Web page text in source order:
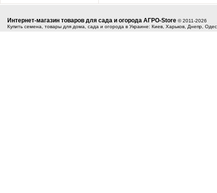
Интернет-магазин товаров для сада и огорода АГРО-Store © 2011-2026
Купить семена, товары для дома, сада и огорода в Украине: Киев, Харьков, Днепр,